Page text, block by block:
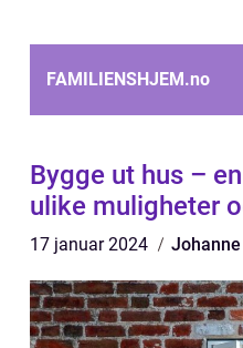
FAMILIENSHJEM.no
Bygge ut hus –
ulike muligheter
17 januar 2024